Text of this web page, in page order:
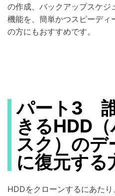
の作成、バックアップスケジ
機能を、簡単かつスピーデ
の方にもおすすめです。
パート3
きるHDD
スク）のデ
に復元する
HDDをクローンするにあた